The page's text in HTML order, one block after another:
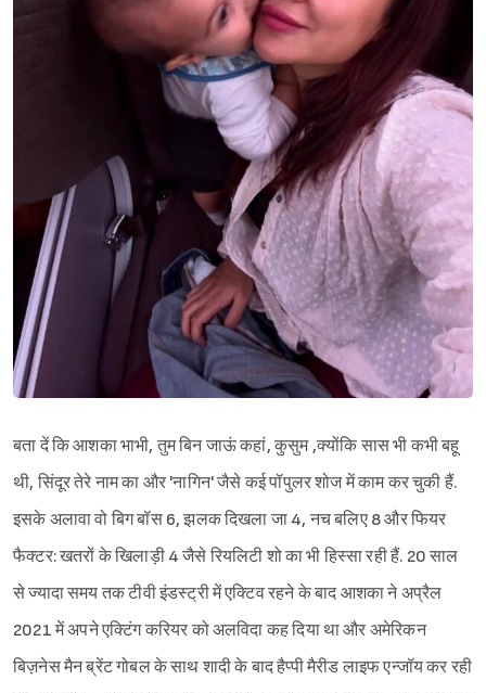
बता दें कि आशका भाभी, तुम बिन जाऊं कहां, कुसुम ,क्योंकि सास भी कभी बहू
थी, सिंदूर तेरे नाम का और 'नागिन' जैसे कई पॉपुलर शोज में काम कर चुकी हैं.
इसके अलावा वो बिग बॉस 6, झलक दिखला जा 4, नच बलिए 8 और फियर
फैक्टर: खतरों के खिलाड़ी 4 जैसे रियलिटी शो का भी हिस्सा रही हैं. 20 साल
से ज्यादा समय तक टीवी इंडस्ट्री में एक्टिव रहने के बाद आशका ने अप्रैल
2021 में अपने एक्टिंग करियर को अलविदा कह दिया था और अमेरिकन
बिज़नेस मैन ब्रेंट गोबल के साथ शादी के बाद हैप्पी मैरीड लाइफ एन्जॉय कर रही